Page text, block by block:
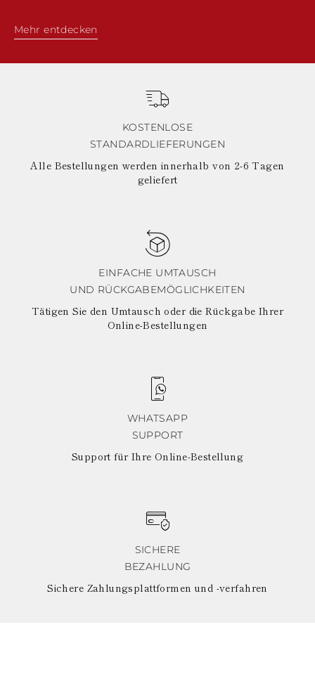
Mehr entdecken
KOSTENLOSE
STANDARDLIEFERUNGEN
Alle Bestellungen werden innerhalb von 2-6 Tagen
geliefert
EINFACHE UMTAUSCH
UND RÜCKGABEMÖGLICHKEITEN
Tätigen Sie den Umtausch oder die Rückgabe Ihrer
Online-Bestellungen
WHATSAPP
SUPPORT
Support für Ihre Online-Bestellung
SICHERE
BEZAHLUNG
Sichere Zahlungsplattformen und -verfahren